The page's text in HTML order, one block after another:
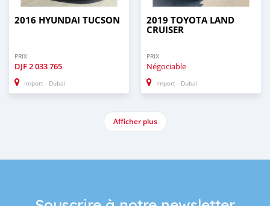
2016 HYUNDAI TUCSON
PRIX
DJF2 033 765
Import - Dubai
2019 TOYOTA LAND
CRUISER
PRIX
Négociable
Import - Dubai
Afficher plus